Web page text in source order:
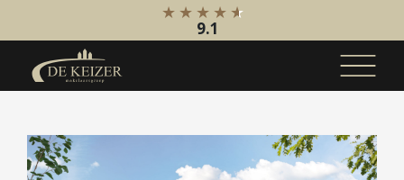
Koopaanbod
Bestaande bouw
9.1